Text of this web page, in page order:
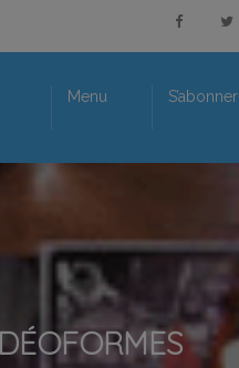
Menu S’abonner